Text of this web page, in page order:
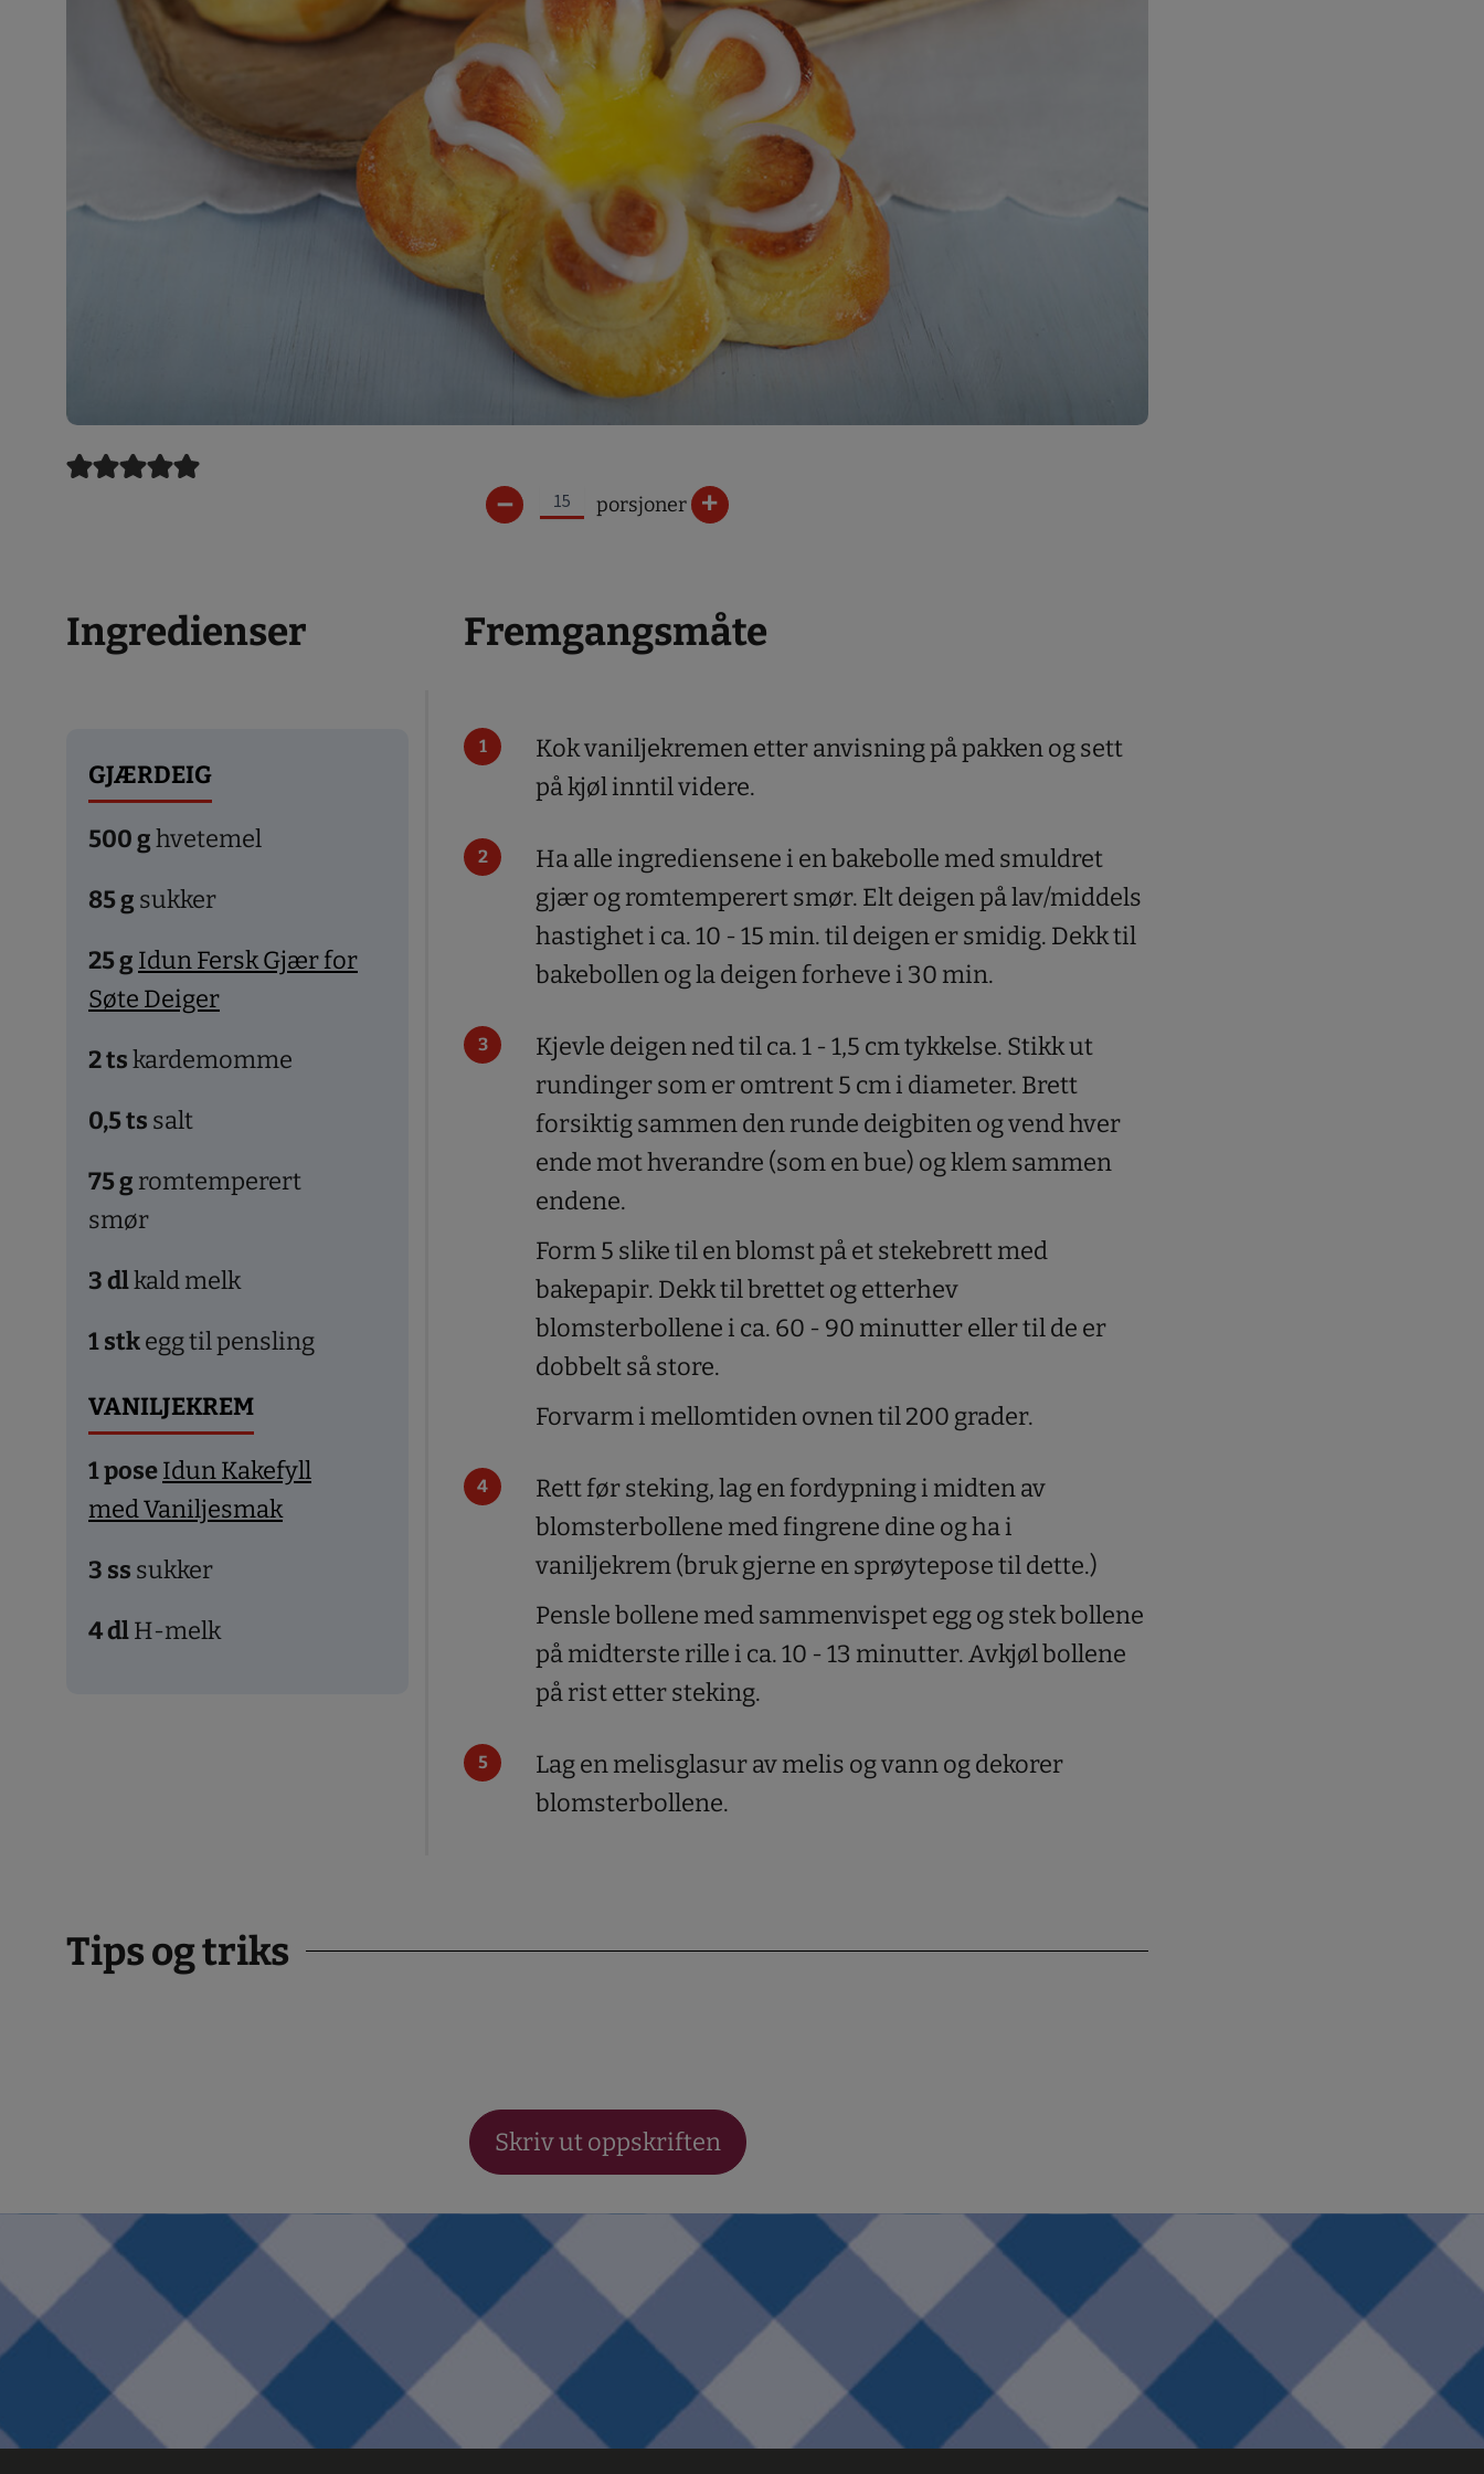
porsjoner
– +
Ingredienser
GJÆRDEIG
500ghvetemel
85g sukker
25g Idun Fersk Gjær for
Søte Deiger
2tskardemomme
0,5ts salt
75g romtemperert
smør
3dlkald melk
1stkegg til pensling
VANILJEKREM
1poseIdun Kakefyll
med Vaniljesmak
3 ss sukker
4dlH-melk
Fremgangsmåte
Kok vaniljekremen etter anvisning på pakken og sett
på kjøl inntil videre.
Ha alle ingrediensene i en bakebolle med smuldret
gjær og romtemperert smør. Elt deigen på lav/middels
hastighet i ca. 10 - 15 min. til deigen er smidig. Dekk til
bakebollen og la deigen forheve i 30 min.
Kjevle deigen ned til ca. 1 - 1,5 cm tykkelse. Stikk ut
rundinger som er omtrent 5 cm i diameter. Brett
forsiktig sammen den runde deigbiten og vend hver
ende mot hverandre (som en bue) og klem sammen
endene.
Form 5 slike til en blomst på et stekebrett med
bakepapir. Dekk til brettet og etterhev
blomsterbollene i ca. 60 - 90 minutter eller til de er
dobbelt så store.
Forvarm i mellomtiden ovnen til 200 grader.
Rett før steking, lag en fordypning i midten av
blomsterbollene med fingrene dine og ha i
vaniljekrem (bruk gjerne en sprøytepose til dette.)
Pensle bollene med sammenvispet egg og stek bollene
på midterste rille i ca. 10 - 13 minutter. Avkjøl bollene
på rist etter steking.
Lag en melisglasur av melis og vann og dekorer
blomsterbollene.
Tips og triks
Skriv ut oppskriften